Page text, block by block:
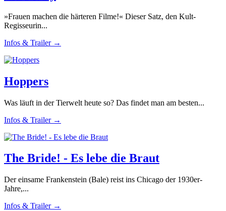
»Frauen machen die härteren Filme!« Dieser Satz, den Kult-
Regisseurin...
Infos & Trailer →
Hoppers
Was läuft in der Tierwelt heute so? Das findet man am besten...
Infos & Trailer →
The Bride! - Es lebe die Braut
Der einsame Frankenstein (Bale) reist ins Chicago der 1930er-
Jahre,...
Infos & Trailer →